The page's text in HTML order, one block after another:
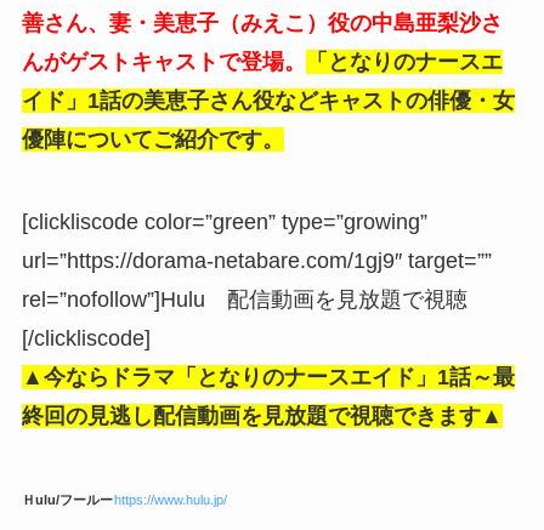
善さん、妻・ 美恵子（みえこ）役の中島亜梨沙さ
んがゲストキャストで登場。
「となりのナースエ
イド」1話の美恵子さん役などキャストの俳優・女
優陣についてご紹介です。
[clickliscode color=”green” type=”growing”
url=”https://dorama-netabare.com/1gj9″ target=””
rel=”nofollow”]Hulu 配信動画を見放題で視聴
[/clickliscode]
▲今ならドラマ「となりのナースエイド」1話～最
終回の見逃し配信動画を見放題で視聴できます▲
Ｈulu/フールーhttps://www.hulu.jp/